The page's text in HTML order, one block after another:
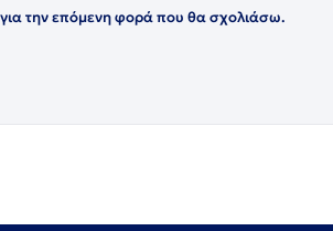
την επόμενη φορά που θα σχολιάσω.